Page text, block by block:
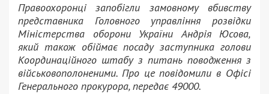
Правоохоронці запобігли замовному вбивству
представника Головного управління розвідки
Міністерства оборони України Андрія Юсова,
який також обіймає посаду заступника голови
Координаційного штабу з питань поводження з
військовополоненими. Про це повідомили в Офісі
Генерального прокурора, передає 49000.